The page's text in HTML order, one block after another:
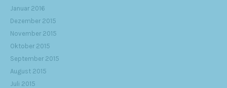
Januar 2016
Dezember 2015
November 2015
Oktober 2015
September 2015
August 2015
Juli 2015